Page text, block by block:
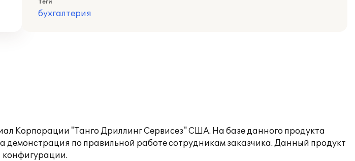
Теги
бухгалтерия
Корпорации "Танго Дриллинг Сервисез" США. На базе данного продукта
демонстрация по правильной работе сотрудникам заказчика. Данный продукт
конфигурации.